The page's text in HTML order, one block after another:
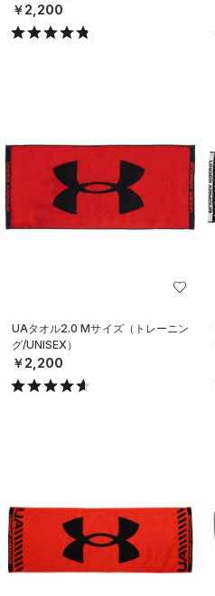
￥2,200
UAタオル2.0 Mサイズ（トレーニン
グ/UNISEX）
￥2,200